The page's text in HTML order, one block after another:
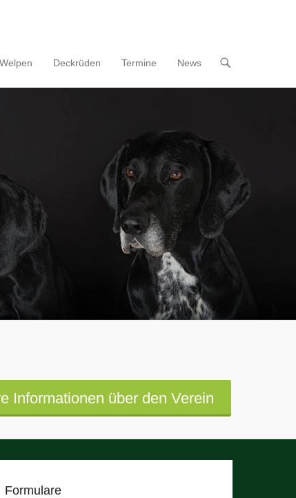
Welpen Deckrüden Termine News
Informationen über den Verein
Formulare